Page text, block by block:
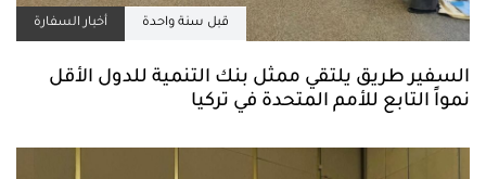
قبل سنة واحدة أخبار السفارة
السفير طريق يلتقي ممثل بنك التنمية للدول الأقل
نمواً التابع للأمم المتحدة في تركيا